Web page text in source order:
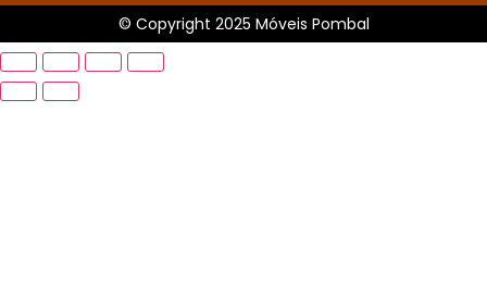
© Copyright 2025 Móveis Pombal